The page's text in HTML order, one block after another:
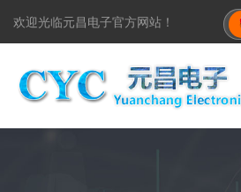
欢迎光临元昌电子官方网站！